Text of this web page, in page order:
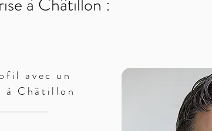
avec un
à Châtillon